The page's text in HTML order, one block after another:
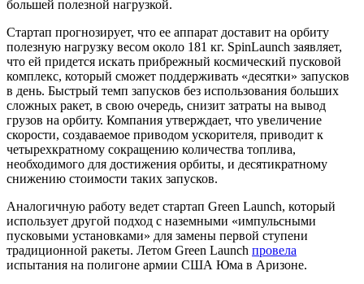
большей полезной нагрузкой.
Стартап прогнозирует, что ее аппарат доставит на орбиту
полезную нагрузку весом около 181 кг. SpinLaunch заявляет,
что ей придется искать прибрежный космический пусковой
комплекс, который сможет поддерживать «десятки» запусков
в день. Быстрый темп запусков без использования больших
сложных ракет, в свою очередь, снизит затраты на вывод
грузов на орбиту. Компания утверждает, что увеличение
скорости, создаваемое приводом ускорителя, приводит к
четырехкратному сокращению количества топлива,
необходимого для достижения орбиты, и десятикратному
снижению стоимости таких запусков.
Аналогичную работу ведет стартап Green Launch, который
использует другой подход с наземными «импульсными
пусковыми установками» для замены первой ступени
традиционной ракеты. Летом Green Launch провела
испытания на полигоне армии США Юма в Аризоне.